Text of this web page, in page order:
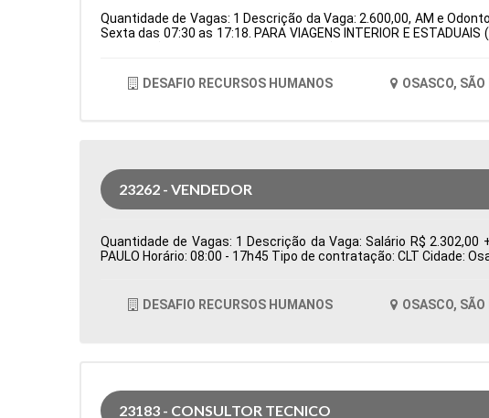
Quantidade de Vagas: 1 Descrição da Vaga: 2.600,00, AM e
Sexta das 07:30 as 17:18. PARA VIAGENS INTERIOR E
DESAFIO RECURSOS HUMANOS OSASCO, SÃO
23262 - VENDEDOR
Quantidade de Vagas: 1 Descrição da Vaga: Salário R$
PAULO Horário: 08:00 - 17h45 Tipo de contratação: CLT Cidade:
DESAFIO RECURSOS HUMANOS OSASCO, SÃO
23183 - CONSULTOR TECNICO